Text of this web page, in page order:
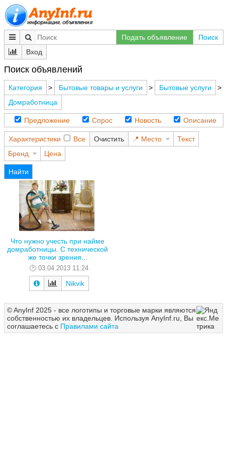
Подать объявление
Поиск
Вход
Поиск объявлений
Категория > Бытовые товары и услуги > Бытовые услуги
>
Домработница
Предложение Спрос Новость Описание
Характеристики Все Очистить Место
Текст
Бренд
Цена
Найти
Что нужно учесть при найме
домработницы. С технической
же точки зрения...
03.04.2013 11:24
Nikvik
© AnyInf 2025 - все логотипы и торговые марки являются
собственностью их владельцев. Используя AnyInf.ru, Вы
соглашаетесь с Правилами сайта